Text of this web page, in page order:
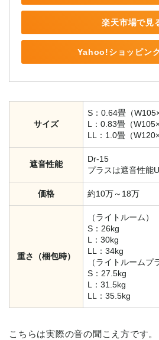
楽天市場で見
Yahoo!ショッピン
サイズ
S：0.64畳（
L：0.83畳（
LL：1.0畳（
遮音性能
Dr-15
プラスは遮音性能
価格 約10万～18万
重さ（梱包時）
（ライトルーム）
S：26kg
L：30kg
LL：34kg
（ライトルームプ
S：27.5kg
L：31.5kg
LL：35.5kg
こちらは実際の音の聞こえ方です。